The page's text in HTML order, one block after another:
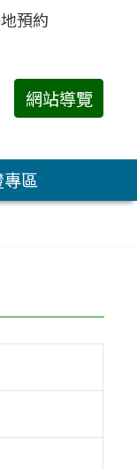
預約
網站導覽
區